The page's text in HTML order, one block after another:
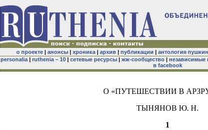
о проекте| анонсы| хроника| архив| публикации | антология
personalia| ruthenia – 10| сетевые ресурсы| жж-сообщество| независимые
в facebook
О «ПУТЕШЕСТВИИ В
ТЫНЯНОВ Ю. Н.
1